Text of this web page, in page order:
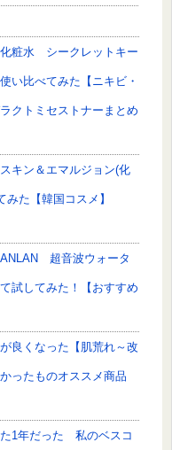
粧水 シークレットキー
い比べてみた【ニキビ・
クトミセストナーまとめ
キン＆エマルジョン(化
た【韓国コスメ】
超音波ウォータ
試してみた！【おすすめ
良くなった【肌荒れ～改
ったものオススメ商品
1年だった 私のベスコ